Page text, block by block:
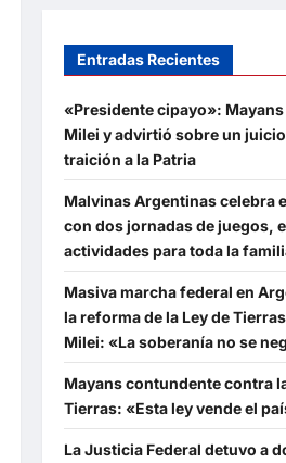
Entradas Recientes
«Presidente cipayo»:
Milei y advirtió sobre un
traición a la Patria
Malvinas Argentinas celebra
con dos jornadas de juegos,
actividades para toda la
Masiva marcha federal en
la reforma de la Ley de
Milei: «La soberanía no se
Mayans contundente contra
Tierras: «Esta ley vende el
La Justicia Federal detuvo a